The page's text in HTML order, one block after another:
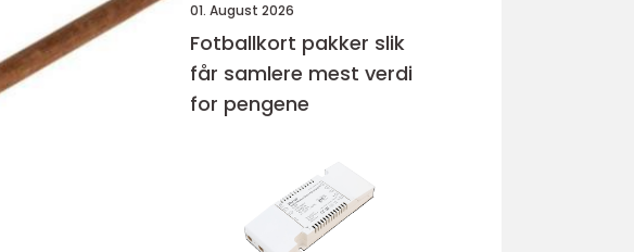
01. August 2026
Fotballkort pakker slik
får samlere mest verdi
for pengene